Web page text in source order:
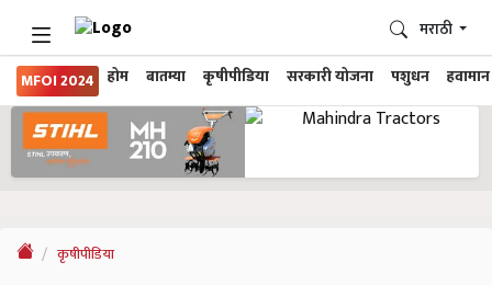
MFOI 2024 होम बातम्या कृषीपीडिया सरकारी योजना पशुधन हवामान
मराठी
कृषीपीडिया